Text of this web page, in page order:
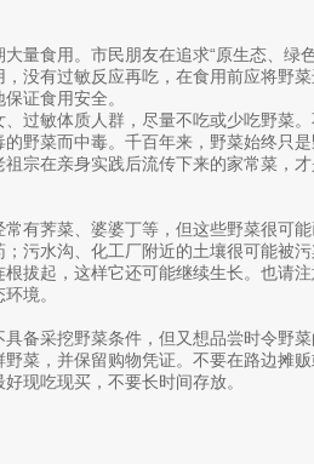
量食用。市民朋友在追求“原生态、绿
没有过敏反应再吃，在食用前应将野
证食用安全。
过敏体质人群，尽量不吃或少吃野菜
野菜而中毒。千百年来，野菜始终只
宗在亲身实践后流传下来的家常菜，
有荠菜、婆婆丁等，但这些野菜很可
污水沟、化工厂附近的土壤很可能被污
拔起，这样它还可能继续生长。也请
境。
备采挖野菜条件，但又想品尝时令野
菜，并保留购物凭证。不要在路边摊
现吃现买，不要长时间存放。